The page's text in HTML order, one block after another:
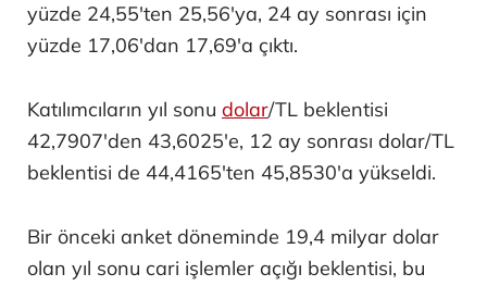
yüzde 24,55'ten 25,56'ya, 24 ay sonrası için
yüzde 17,06'dan 17,69'a çıktı.
Katılımcıların yıl sonu dolar/TL beklentisi
42,7907'den 43,6025'e, 12 ay sonrası dolar/TL
beklentisi de 44,4165'ten 45,8530'a yükseldi.
Bir önceki anket döneminde 19,4 milyar dolar
olan yıl sonu cari işlemler açığı beklentisi, bu